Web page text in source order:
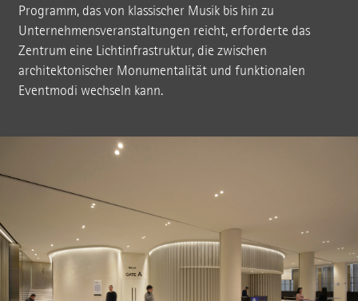
Programm, das von klassischer Musik bis hin zu
Unternehmensveranstaltungen reicht, erforderte das
Zentrum eine Lichtinfrastruktur, die zwischen
architektonischer Monumentalität und funktionalen
Eventmodi wechseln kann.